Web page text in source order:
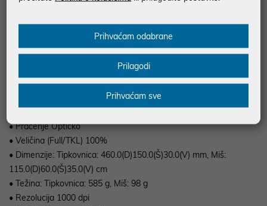
jednostavnom USB povezivošću, što je čini idealnim izborom za
ured, školu ili kućnu upotrebu.
• Praćenje Optičko
• Veličina (Full/TKL) 100%
• Dimenzije: Tipkovnica: 460.0(D)150.0(Š)30.0(V) mm, Miš:
115.0(D)60.0(Š)35.0(V) cm
• Težina: Tipkovnica: 585 g, Miš: 98 g
• Rezolucija 1000 dpi
Prihvaćam odabrane
Prilagodi
Prihvaćam sve